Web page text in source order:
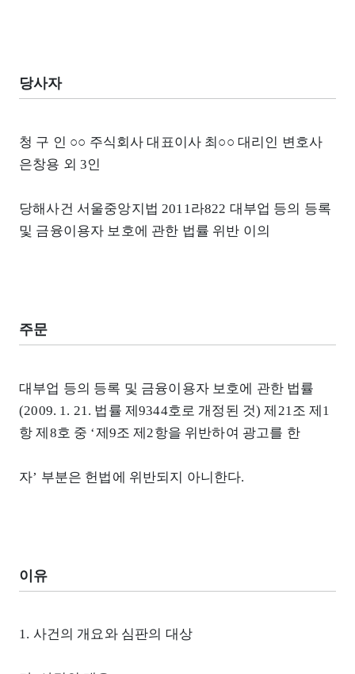
당사자
청 구 인 ○○ 주식회사 대표이사 최○○ 대리인 변호사
은창용 외 3인
당해사건 서울중앙지법 2011라822 대부업 등의 등록
및 금융이용자 보호에 관한 법률 위반 이의
주문
대부업 등의 등록 및 금융이용자 보호에 관한 법률
(2009. 1. 21. 법률 제9344호로 개정된 것) 제21조 제1
항 제8호 중 ‘제9조 제2항을 위반하여 광고를 한
자’ 부분은 헌법에 위반되지 아니한다.
이유
1. 사건의 개요와 심판의 대상